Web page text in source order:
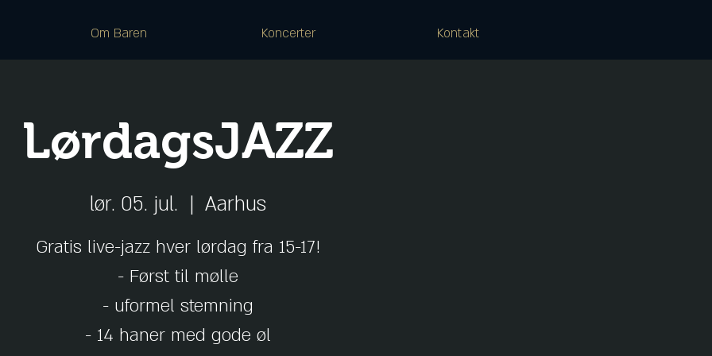
Om Baren Koncerter Kontakt
LørdagsJAZZ
lør. 05. jul. Aarhus
Gratis live-jazz hver lørdag fra 15-17!
- Først til mølle
- uformel stemning
- 14 haner med gode øl